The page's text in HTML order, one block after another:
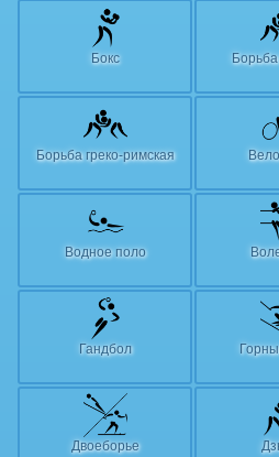
Бокс
Борьба греко-римская
Водное поло
Гандбол
Двоеборье